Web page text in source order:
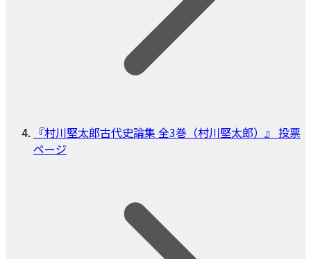
『村川堅太郎古代史論集 全3巻（村川堅太郎）』 投票
ページ